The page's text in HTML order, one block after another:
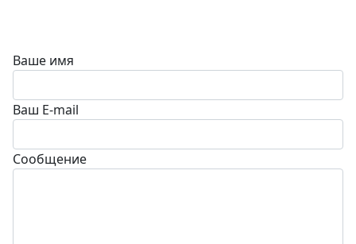
Ваше имя
Ваш E-mail
Сообщение